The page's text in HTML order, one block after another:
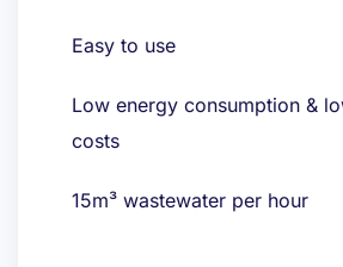
Easy to use
Low energy consumption &
costs
15m³ wastewater per hour